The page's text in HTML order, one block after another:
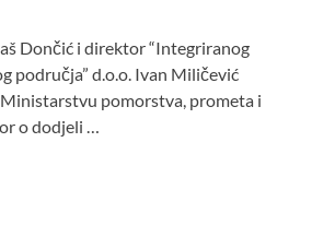
Dončić i direktor “Integriranog
područja” d.o.o. Ivan Miličević
pomorstva, prometa i
o dodjeli …